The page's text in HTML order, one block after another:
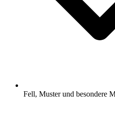
Fell, Muster und besondere